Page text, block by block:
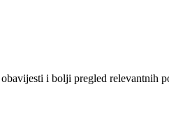
i bolji pregled relevantnih